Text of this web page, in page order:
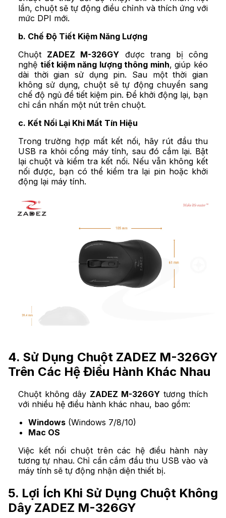
lần, chuột sẽ tự động điều chỉnh và thích ứng với
mức DPI mới.
b. Chế Độ Tiết Kiệm Năng Lượng
Chuột ZADEZ M-326GY được trang bị công
nghệ tiết kiệm năng lượng thông minh, giúp kéo
dài thời gian sử dụng pin. Sau một thời gian
không sử dụng, chuột sẽ tự động chuyển sang
chế độ ngủ để tiết kiệm pin. Để khởi động lại, bạn
chỉ cần nhấn một nút trên chuột.
c. Kết Nối Lại Khi Mất Tín Hiệu
Trong trường hợp mất kết nối, hãy rút đầu thu
USB ra khỏi cổng máy tính, sau đó cắm lại. Bật
lại chuột và kiểm tra kết nối. Nếu vẫn không kết
nối được, bạn có thể kiểm tra lại pin hoặc khởi
động lại máy tính.
4. Sử Dụng Chuột ZADEZ M-326GY
Trên Các Hệ Điều Hành Khác Nhau
Chuột không dây ZADEZ M-326GY tương thích
với nhiều hệ điều hành khác nhau, bao gồm:
Windows (Windows 7/8/10)
Mac OS
Việc kết nối chuột trên các hệ điều hành này
tương tự nhau. Chỉ cần cắm đầu thu USB vào và
máy tính sẽ tự động nhận diện thiết bị.
5. Lợi Ích Khi Sử Dụng Chuột Không
Dây ZADEZ M-326GY